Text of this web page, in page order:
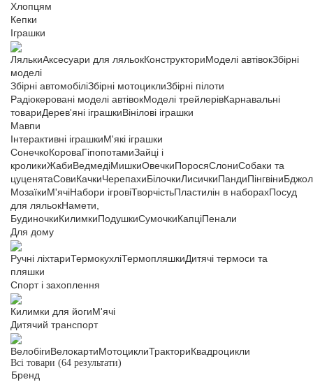
Хлопцям
Кепки
Іграшки
ЛялькиАксесуари для ляльокКонструкториМоделі автівокЗбірні
моделі
Збірні автомобіліЗбірні мотоциклиЗбірні пілоти
Радіокеровані моделі автівокМоделі трейлерівКарнавальні
товариДерев'яні іграшкиВінілові іграшки
Мавпи
Інтерактивні іграшкиМ'які іграшки
СонечкоКороваГіпопотамиЗайці і
кроликиЖабиВедмедіМишкиОвечкиПоросяСлониСобаки та
цуценятаСовиКачкиЧерепахиБілочкиЛисичкиПандиПінгвіни
МозаїкиМ'ячіНабори ігровіТворчістьПластилін в наборахПосуд
для ляльокНамети,
БудиночкиКилимкиПодушкиСумочкиКапціПенали
Для дому
Ручні ліхтариТермокухліТермопляшкиДитячі термоси та
пляшки
Спорт і захоплення
Килимки для йогиМ'ячі
Дитячий транспорт
ВелобігиВелокартиМотоциклиТракториКвадроцикли
Всі товари (64 результати)
Бренд